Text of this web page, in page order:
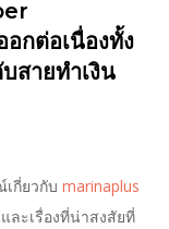
กต่อเนื่องทั้ง
สายทำเงิน
กี่ยวกับ marinaplus
ละเรื่องที่น่าสงสัยที่